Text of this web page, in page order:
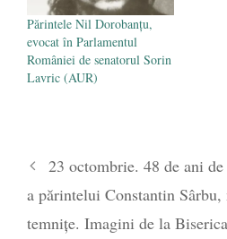
Părintele Nil Dorobanțu,
evocat în Parlamentul
României de senatorul Sorin
Lavric (AUR)
23 octombrie. 48 de ani
a părintelui Constantin
temnițe. Imagini de la